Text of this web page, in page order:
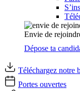
Envie de
Dépose ta
Téléchargez notre
Portes ouvertes